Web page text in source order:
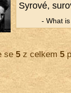
Sy­ro­vé,
- What
se5z celkem 5